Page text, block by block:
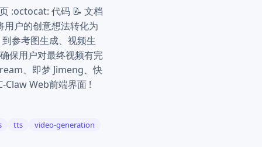
:octocat: 代码 📝 文档
用户的创意想法转化为
参考图生成、视频生
保用户对最终视频有完
、即梦 Jimeng、快
Claw Web前端界面 !
tts video-generation